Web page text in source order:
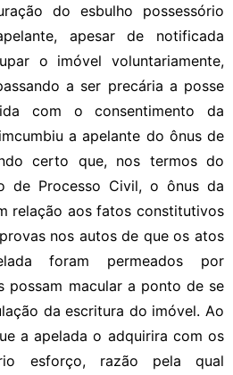
do esbulho possessório
apesar de notificada
o imóvel voluntariamente,
a ser precária a posse
com o consentimento da
a apelante do ônus de
certo que, nos termos do
de Processo Civil, o ônus da
relação aos fatos constitutivos
nos autos de que os atos
foram permeados por
possam macular a ponto de se
da escritura do imóvel. Ao
a apelada o adquirira com os
esforço, razão pela qual